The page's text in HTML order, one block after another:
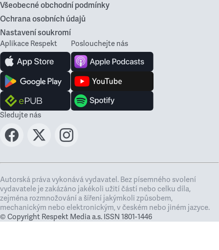
Všeobecné obchodní podmínky
Ochrana osobních údajů
Nastavení soukromí
Aplikace Respekt Poslouchejte nás
Sledujte nás
Autorská práva vykonává vydavatel. Bez písemného svolení
vydavatele je zakázáno jakékoli užití částí nebo celku díla,
zejména rozmnožování a šíření jakýmkoli způsobem,
mechanickým nebo elektronickým, v českém nebo jiném jazyce.
© Copyright Respekt Media a.s. ISSN 1801-1446